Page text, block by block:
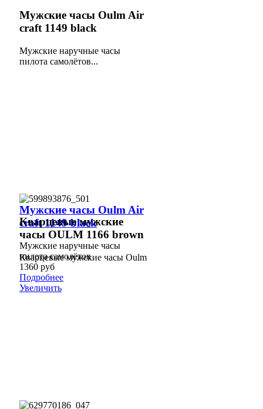
Мужские часы Oulm Air
craft 1149 black
Мужские наручные часы
пилота самолётов...
Мужские часы Oulm Air
craft 1149 black
Мужские наручные часы
пилота самолётов
1360 руб
Подробнее
Увеличить
Кварцевые мужские
часы OULM 1166 brown
Кварцевые мужские часы Oulm